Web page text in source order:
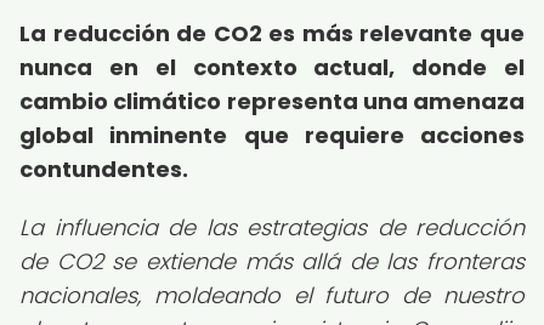
La reducción de CO2 es más relevante que
nunca en el contexto actual, donde el
cambio climático representa una amenaza
global inminente que requiere acciones
contundentes.
La influencia de las estrategias de reducción
de CO2 se extiende más allá de las fronteras
nacionales, moldeando el futuro de nuestro